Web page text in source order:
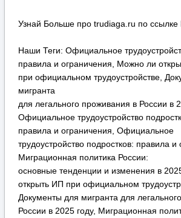
Узнай Больше про trudiaga.ru по
Наши Теги: Официальное
правила и ограничения, Можно ли
при официальном трудоустройстве,
мигранта
для легального проживания в России в
Официальное трудоустройство
правила и ограничения, Официальное
трудоустройство подростков: правила и
Миграционная политика России:
основные тенденции и изменения в
открыть ИП при официальном
Документы для мигранта для
России в 2025 году, Миграционная